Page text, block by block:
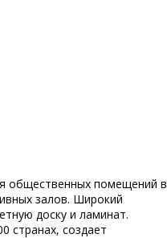
общественных помещений в
залов. Широкий
доску и ламинат.
странах, создает